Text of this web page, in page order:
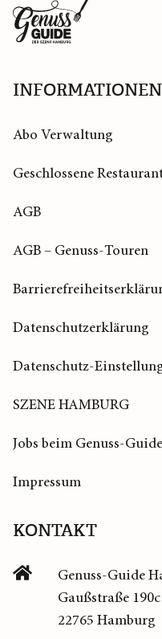
Zurück
zur
INFORMATIONEN
Abo Verwaltung
Geschlossene
AGB
AGB – Genuss-Touren
Datenschutzerklärung
Datenschutz-
SZENE HAMBURG
Jobs beim Genuss-Guide
Impressum
KONTAKT
Genuss-Guide
Gaußstraße 190c
22765 Hamburg